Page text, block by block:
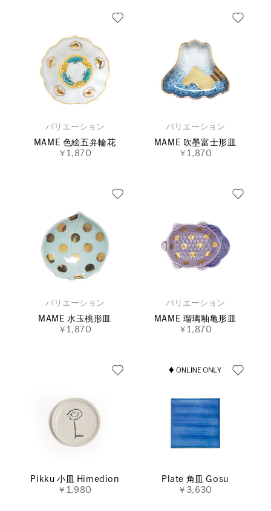
バリエーション
MAME 色絵五弁輪花
￥1,870
バリエーション
MAME 吹墨富士形皿
￥1,870
バリエーション
MAME 水玉桃形皿
￥1,870
バリエーション
MAME 瑠璃釉亀形皿
￥1,870
Pikku 小皿 Himedion
￥1,980
Plate 角皿 Gosu
￥3,630